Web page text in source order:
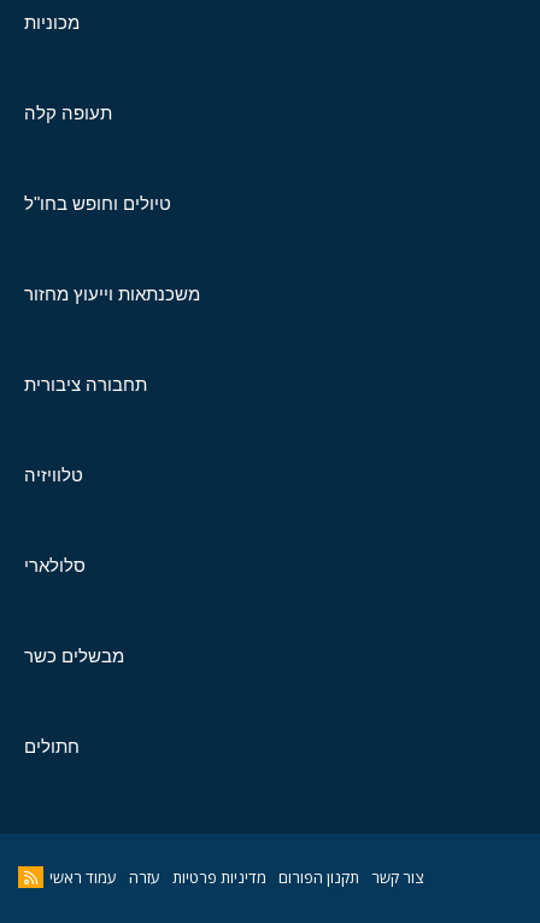
מכוניות
תעופה קלה
טיולים וחופש בחו"ל
משכנתאות וייעוץ מחזור
תחבורה ציבורית
טלוויזיה
סלולארי
מבשלים כשר
חתולים
צור קשר תקנון הפורום מדיניות פרטיות עזרה עמוד ראשי